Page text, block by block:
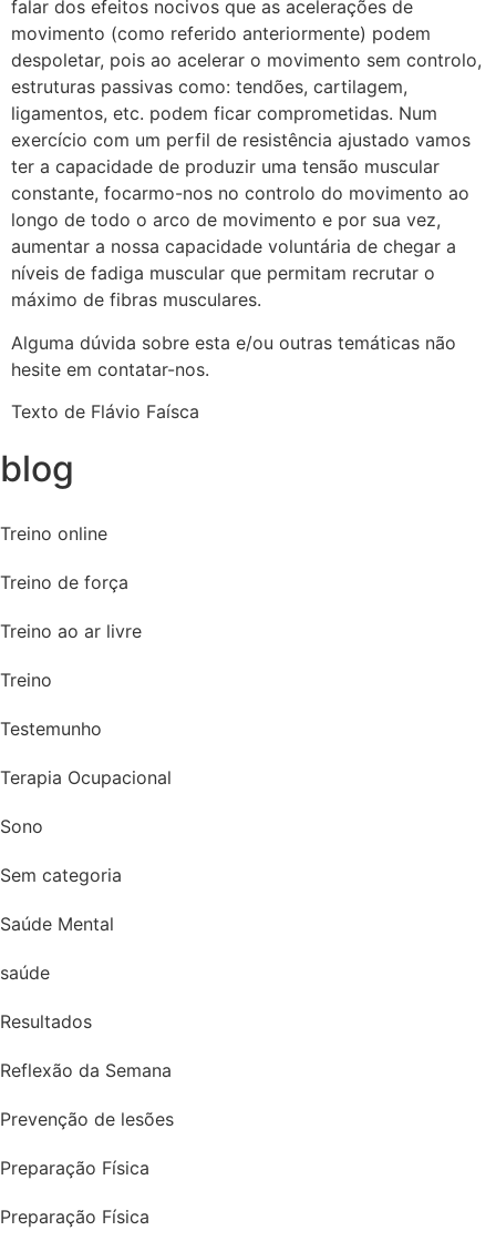
falar dos efeitos nocivos que as acelerações de
movimento (como referido anteriormente) podem
despoletar, pois ao acelerar o movimento sem controlo,
estruturas passivas como: tendões, cartilagem,
ligamentos, etc. podem ficar comprometidas. Num
exercício com um perfil de resistência ajustado vamos
ter a capacidade de produzir uma tensão muscular
constante, focarmo-nos no controlo do movimento ao
longo de todo o arco de movimento e por sua vez,
aumentar a nossa capacidade voluntária de chegar a
níveis de fadiga muscular que permitam recrutar o
máximo de fibras musculares.
Alguma dúvida sobre esta e/ou outras temáticas não
hesite em contatar-nos.
Texto de Flávio Faísca
blog
Treino online
Treino de força
Treino ao ar livre
Treino
Testemunho
Terapia Ocupacional
Sono
Sem categoria
Saúde Mental
saúde
Resultados
Reflexão da Semana
Prevenção de lesões
Preparação Física
Preparação Física